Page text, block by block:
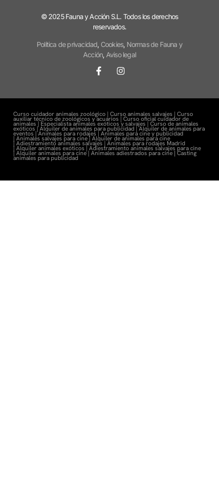
© 2025 Fauna y Acción S.L. Todos los derechos
reservados.
Política de privacidad, Cookies, Normas de Fauna y
Acción, Aviso legal
Curso cuidador animales zoológico | Curso animales salvajes | Curso
auxiliar técnico de zoológicos y acuarios | Curso oficial cuidador de
animales | Especialista animales exóticos y salvajes | Curso de animales
exóticos |Alquiler de animales para publicidad |Alquiler de animales para
eventos |Animales para rodajes | Animales para cine y publicidad
| Animales salvajes para cine | Alquiler de animales para cine
| Adiestramiento animales salvajes | Animales para rodajes Madrid
| Alquiler animales exóticos | Adiestramiento animales salvajes para cine
| Alquiler animales para cine | Animales adiestrados para cine| Casting
animales para publicidad